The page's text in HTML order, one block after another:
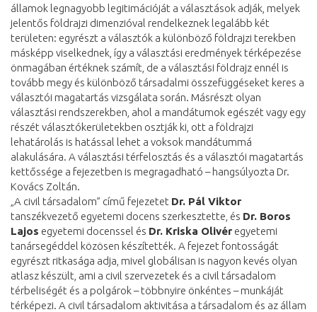
államok legnagyobb legitimációját a választások adják, melyek
jelentős földrajzi dimenzióval rendelkeznek legalább két
területen: egyrészt a választók a különböző földrajzi terekben
másképp viselkednek, így a választási eredmények térképezése
önmagában értéknek számít, de a választási földrajz ennél is
tovább megy és különböző társadalmi összefüggéseket keres a
választói magatartás vizsgálata során. Másrészt olyan
választási rendszerekben, ahol a mandátumok egészét vagy egy
részét választókerületekben osztják ki, ott a földrajzi
lehatárolás is hatással lehet a voksok mandátummá
alakulására. A választási térfelosztás és a választói magatartás
kettőssége a fejezetben is megragadható – hangsúlyozta Dr.
Kovács Zoltán.
„A civil társadalom” című fejezetet Dr. Pál Viktor
tanszékvezető egyetemi docens szerkesztette, és Dr. Boros
Lajos egyetemi docenssel és Dr. Kriska Olivér egyetemi
tanársegéddel közösen készítették. A fejezet fontosságát
egyrészt ritkasága adja, mivel globálisan is nagyon kevés olyan
atlasz készült, ami a civil szervezetek és a civil társadalom
térbeliségét és a polgárok – többnyire önkéntes – munkáját
térképezi. A civil társadalom aktivitása a társadalom és az állam